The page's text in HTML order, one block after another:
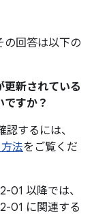
の回答は以下の
更新されている
すか？
するには、
法をご覧くだ
01 以降では、
01 に関連する